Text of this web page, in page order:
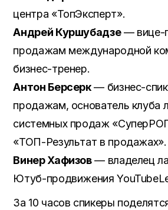
центра «ТопЭксперт».
Андрей Куршубадзе— вице-
продажам международной
бизнес-тренер.
Антон Берсерк— бизнес-
продажам, основатель клуба
системных продаж
«ТОП-Результат в продажах».
Винер Хафизов— владелец
Ютуб-продвижения
За 10 часов спикеры